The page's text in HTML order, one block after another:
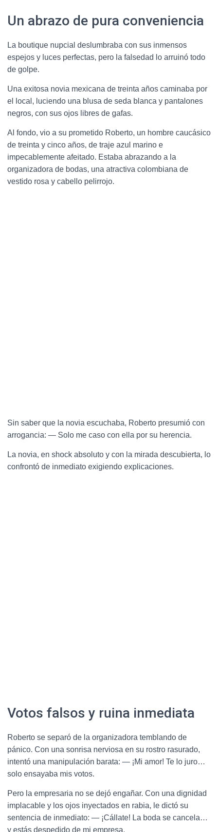
Un abrazo de pura conveniencia
La boutique nupcial deslumbraba con sus inmensos
espejos y luces perfectas, pero la falsedad lo arruinó todo
de golpe.
Una exitosa novia mexicana de treinta años caminaba por
el local, luciendo una blusa de seda blanca y pantalones
negros, con sus ojos libres de gafas.
Al fondo, vio a su prometido Roberto, un hombre caucásico
de treinta y cinco años, de traje azul marino e
impecablemente afeitado. Estaba abrazando a la
organizadora de bodas, una atractiva colombiana de
vestido rosa y cabello pelirrojo.
Sin saber que la novia escuchaba, Roberto presumió con
arrogancia: — Solo me caso con ella por su herencia.
La novia, en shock absoluto y con la mirada descubierta, lo
confrontó de inmediato exigiendo explicaciones.
Votos falsos y ruina inmediata
Roberto se separó de la organizadora temblando de
pánico. Con una sonrisa nerviosa en su rostro rasurado,
intentó una manipulación barata: — ¡Mi amor! Te lo juro…
solo ensayaba mis votos.
Pero la empresaria no se dejó engañar. Con una dignidad
implacable y los ojos inyectados en rabia, le dictó su
sentencia de inmediato: — ¡Cállate! La boda se cancela…
y estás despedido de mi empresa.